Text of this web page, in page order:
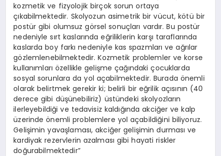
kozmetik ve fizyolojik birçok sorun ortaya
çıkabilmektedir. Skolyozun asimetrik bir vücut, kötü bir
postür gibi olumsuz görsel sonuçları vardır. Bu postür
nedeniyle sırt kaslarında eğriliklerin karşı taraflarında
kaslarda boy farkı nedeniyle kas spazmları ve ağrılar
gözlemlenebilmektedir. Kozmetik problemler ve korse
kullanımları özellikle gelişme çağındaki çocuklarda
sosyal sorunlara da yol açabilmektedir. Burada önemli
olarak belirtmek gerekir ki; belirli bir eğrilik açısının (40
derece gibi düşünebiliriz) üstündeki skolyozların
ilerleyebildiği ve tedavisiz kaldığında akciğer ve kalp
üzerinde önemli problemlere yol açabildiğini biliyoruz.
Gelişimin yavaşlaması, akciğer gelişimin durması ve
kardiyak rezervlerin azalması gibi hayati riskler
doğurabilmektedir”